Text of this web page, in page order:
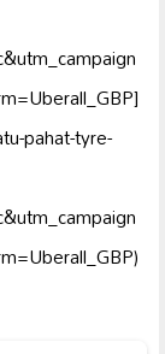
pahat-tyre-